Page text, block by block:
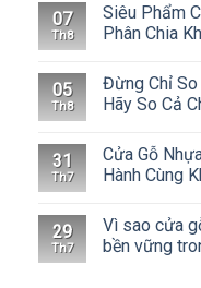
07
Th8
Siêu Phẩm
Phân Chia
05
Th8
Đừng Chỉ So
Hãy So Cả
31
Th7
Cửa Gỗ
Hành Cùng
29
Th7
Vì sao cửa
bền vững